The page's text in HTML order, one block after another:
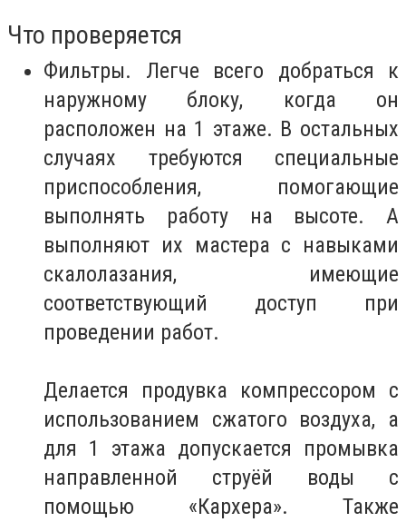
Что проверяется
Фильтры. Легче всего добраться к
наружному блоку, когда он
расположен на 1 этаже. В остальных
случаях требуются специальные
приспособления, помогающие
выполнять работу на высоте. А
выполняют их мастера с навыками
скалолазания, имеющие
соответствующий доступ при
проведении работ.
Делается продувка компрессором с
использованием сжатого воздуха, а
для 1 этажа допускается промывка
направленной струёй воды с
помощью «Кархера». Также